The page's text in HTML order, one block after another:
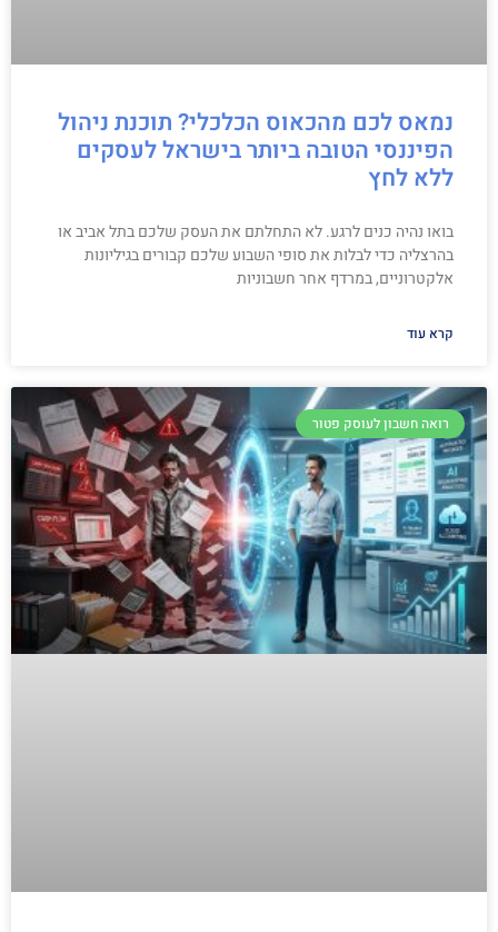
נמאס לכם מהכאוס הכלכלי? תוכנת ניהול
הפיננסי הטובה ביותר בישראל לעסקים
ללא לחץ
בואו נהיה כנים לרגע. לא התחלתם את העסק שלכם בתל אביב או
בהרצליה כדי לבלות את סופי השבוע שלכם קבורים בגיליונות
אלקטרוניים, במרדף אחר חשבוניות
קרא עוד
רואה חשבון לעוסק פטור